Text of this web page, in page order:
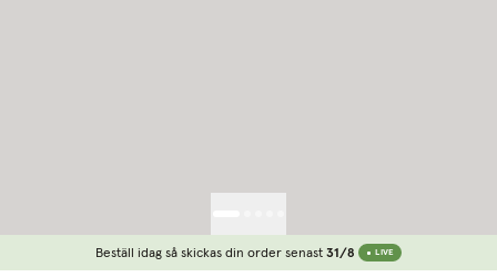
Beställ idag så skickas din order senast 31/8 LIVE